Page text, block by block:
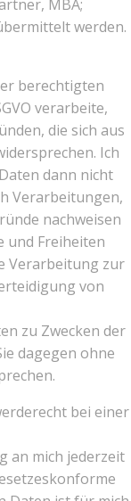
MBA;
werden.
berechtigten
verarbeite,
die sich aus
Ich
dann nicht
Verarbeitungen,
nachweisen
und Freiheiten
Verarbeitung zur
von
zu Zwecken der
dagegen ohne
bei einer
an mich jederzeit